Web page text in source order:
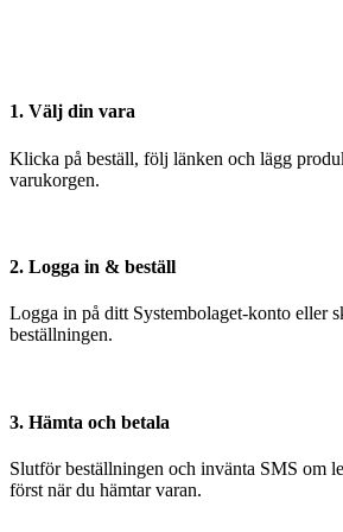
1. Välj din vara
Klicka på beställ, följ länken och lägg
varukorgen.
2. Logga in & beställ
Logga in på ditt Systembolaget-konto eller
beställningen.
3. Hämta och betala
Slutför beställningen och invänta SMS om
först när du hämtar varan.